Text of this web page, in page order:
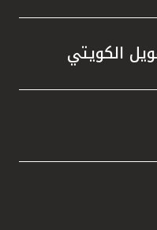
الكويتي